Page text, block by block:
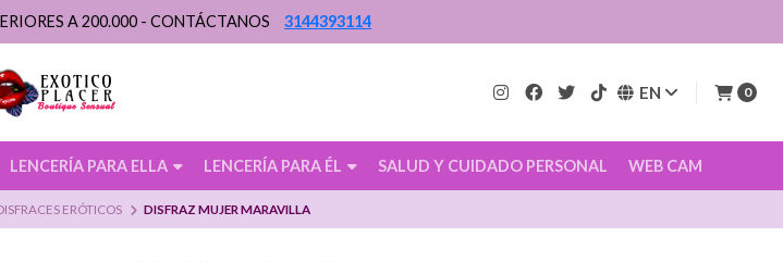
EN 0
LENCERÍA PARA ELLA LENCERÍA PARA ÉL SALUD Y CUIDADO PERSONAL WEB CAM
A 200.000 - CONTÁCTANOS 3144393114
ERÓTICOS DISFRAZ MUJER MARAVILLA